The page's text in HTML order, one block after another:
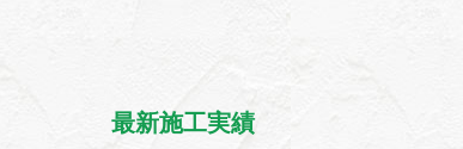
最新施工実績